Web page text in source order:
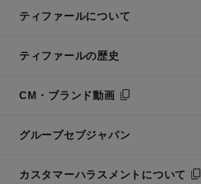
ティファールについて
ティファールの歴史
CM・ブランド動画
グループセブジャパン
カスタマーハラスメントについて